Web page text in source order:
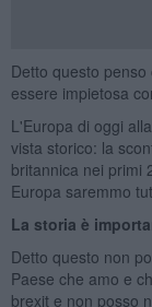
Detto questo
essere impietosa
L'Europa di oggi
vista storico: la
britannica nei primi
Europa saremmo
La storia è
Detto questo non
Paese che amo e
brexit e non posso